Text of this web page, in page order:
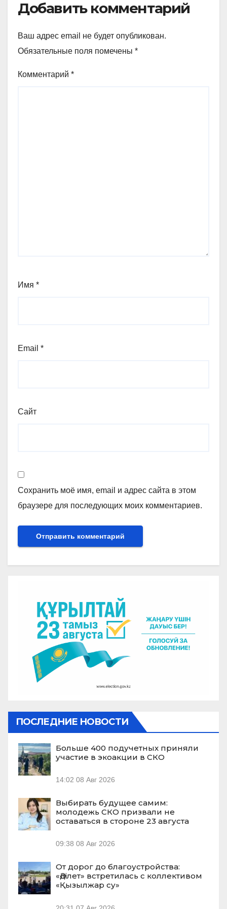
Добавить комментарий
Ваш адрес email не будет опубликован.
Обязательные поля помечены *
Комментарий *
Имя *
Email *
Сайт
Сохранить моё имя, email и адрес сайта в этом
браузере для последующих моих комментариев.
ПОСЛЕДНИЕ НОВОСТИ
Больше 400 подучетных приняли
участие в экоакции в СКО
14:02 08 Авг 2026
Выбирать будущее самим:
молодежь СКО призвали не
оставаться в стороне 23 августа
09:38 08 Авг 2026
От дорог до благоустройства:
«Әділет» встретилась с коллективом
«Қызылжар су»